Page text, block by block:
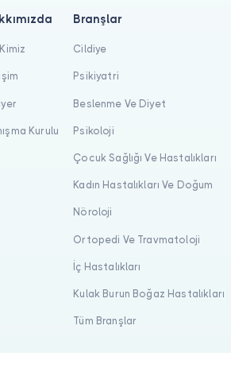
Kurulu
Branşlar
Cildiye
Psikiyatri
Beslenme Ve Diyet
Psikoloji
Çocuk Sağlığı Ve Hastalıkları
Kadın Hastalıkları Ve Doğum
Nöroloji
Ortopedi Ve Travmatoloji
İç Hastalıkları
Kulak Burun Boğaz Hastalıkları
Tüm Branşlar